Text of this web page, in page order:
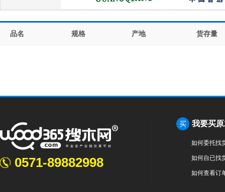
品名 规格 产地 货存量
0571-89882998
买 我要买
如何委托找
如何自已找
如何查看订